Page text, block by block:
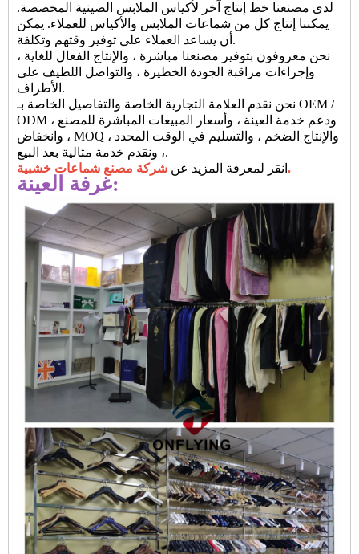
لدى مصنعنا خط إنتاج آخر لأكياس الملابس الصينية المخصصة.
يمكننا إنتاج كل من شماعات الملابس والأكياس للعملاء. يمكن
أن يساعد العملاء على توفير وقتهم وتكلفة.
نحن معروفون بتوفير مصنعنا مباشرة ، والإنتاج الفعال للغاية ،
وإجراءات مراقبة الجودة الخطيرة ، والتواصل اللطيف على
الأطراف.
نحن نقدم العلامة التجارية الخاصة والتفاصيل الخاصة بـ OEM /
ODM ، ودعم خدمة العينة ، وأسعار المبيعات المباشرة للمصنع
، وانخفاض MOQ ، والإنتاج الضخم ، والتسليم في الوقت المحدد
، ونقدم خدمة مثالية بعد البيع.
انقر لمعرفة المزيد عن شركة مصنع شماعات خشبية.
غرفة العينة: